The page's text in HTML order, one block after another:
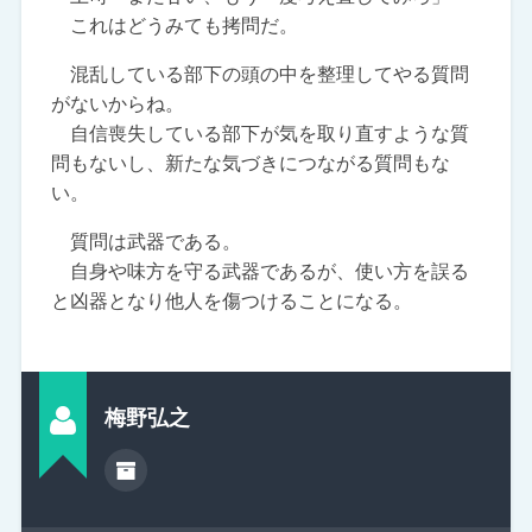
これはどうみても拷問だ。
混乱している部下の頭の中を整理してやる質問
がないからね。
自信喪失している部下が気を取り直すような質
問もないし、新たな気づきにつながる質問もな
い。
質問は武器である。
自身や味方を守る武器であるが、使い方を誤る
と凶器となり他人を傷つけることになる。
梅野弘之